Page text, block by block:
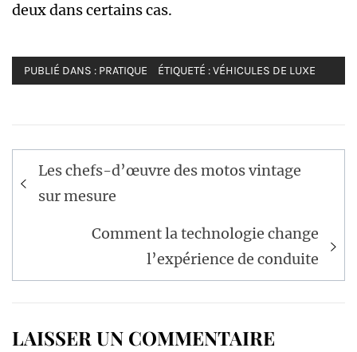
deux dans certains cas.
PUBLIÉ DANS : PRATIQUE ÉTIQUETÉ :VÉHICULES DE LUXE
Navigation
de
Les chefs-d’œuvre des motos vintage
sur mesure
Comment la technologie change
l’expérience de conduite
LAISSER UN COMMENTAIRE